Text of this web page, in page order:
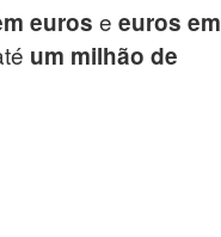
euros e euros em
um milhão de